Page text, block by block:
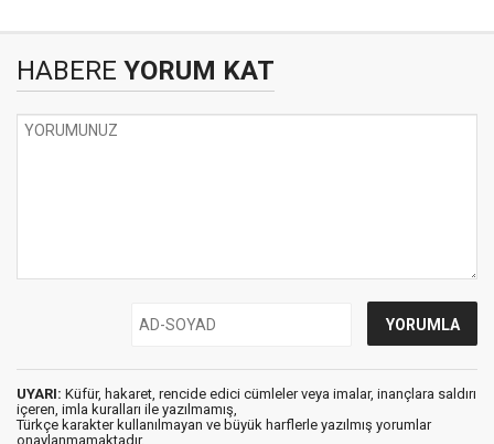
HABERE YORUM KAT
UYARI: Küfür, hakaret, rencide edici cümleler veya imalar, inançlara saldırı
içeren, imla kuralları ile yazılmamış,
Türkçe karakter kullanılmayan ve büyük harflerle yazılmış yorumlar
onaylanmamaktadır.